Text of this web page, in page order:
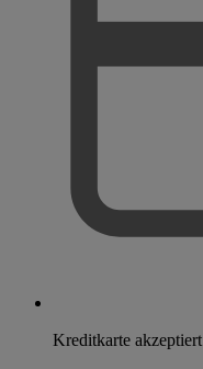
Kreditkarte akzeptiert